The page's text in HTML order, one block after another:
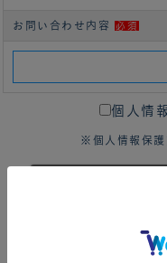
お問い合わせ内容 必須
個人情
※個人情報保護